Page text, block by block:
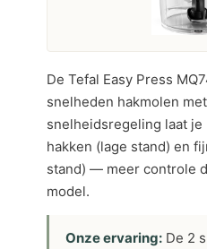
De Tefal Easy Press
snelheden hakmolen
snelheidsregeling laat
hakken (lage stand) en
stand) — meer controle
model.
Onze ervaring: De 2